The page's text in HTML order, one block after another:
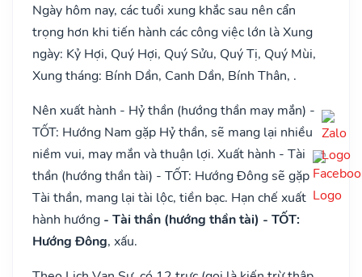
Ngày hôm nay, các tuổi xung khắc sau nên cẩn
trọng hơn khi tiến hành các công việc lớn là Xung
ngày: Kỷ Hợi, Quý Hợi, Quý Sửu, Quý Tị, Quý Mùi,
Xung tháng: Bính Dần, Canh Dần, Bính Thân, .
Nên xuất hành - Hỷ thần (hướng thần may mắn) -
TỐT: Hướng Nam gặp Hỷ thần, sẽ mang lại nhiều
niềm vui, may mắn và thuận lợi. Xuất hành - Tài
thần (hướng thần tài) - TỐT: Hướng Đông sẽ gặp
Tài thần, mang lại tài lộc, tiền bạc. Hạn chế xuất
hành hướng - Tài thần (hướng thần tài) - TỐT:
Hướng Đông, xấu.